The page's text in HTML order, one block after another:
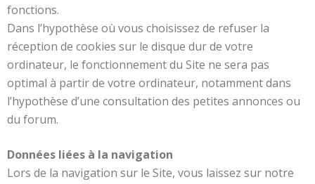
fonctions.
Dans l’hypothèse où vous choisissez de refuser la
réception de cookies sur le disque dur de votre
ordinateur, le fonctionnement du Site ne sera pas
optimal à partir de votre ordinateur, notamment dans
l’hypothèse d’une consultation des petites annonces ou
du forum.
Données liées à la navigation
Lors de la navigation sur le Site, vous laissez sur notre